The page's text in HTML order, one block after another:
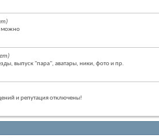
можно
выпуск "пара", аватары, ники, фото и пр.
и репутация отключены!